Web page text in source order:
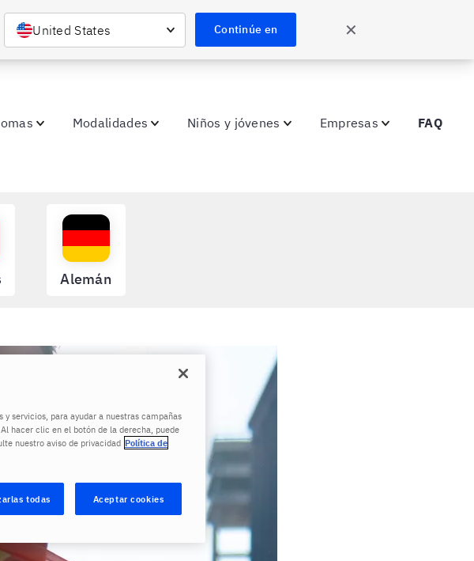
United States Continúe en ✕
Modalidades Niños y jóvenes Empresas FAQ
Alemán
servicios, para ayudar a nuestras campañas
hacer clic en el botón de la derecha, puede
nuestro aviso de privacidad Política de
todas Aceptar cookies